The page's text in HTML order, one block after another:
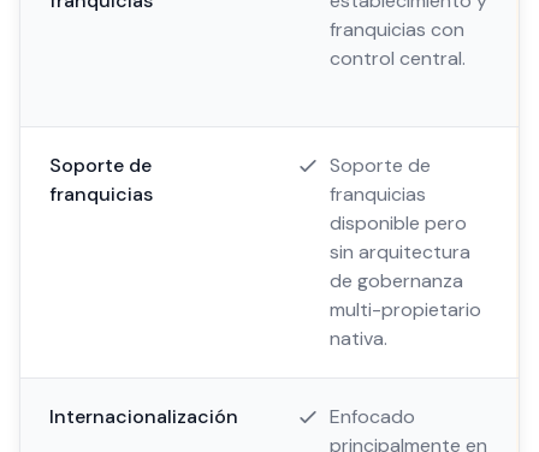
franquicias con
control central.
Soporte de
franquicias
Soporte de
franquicias
disponible pero
sin arquitectura
de gobernanza
multi-propietario
nativa.
Internacionalización
Enfocado
principalmente en